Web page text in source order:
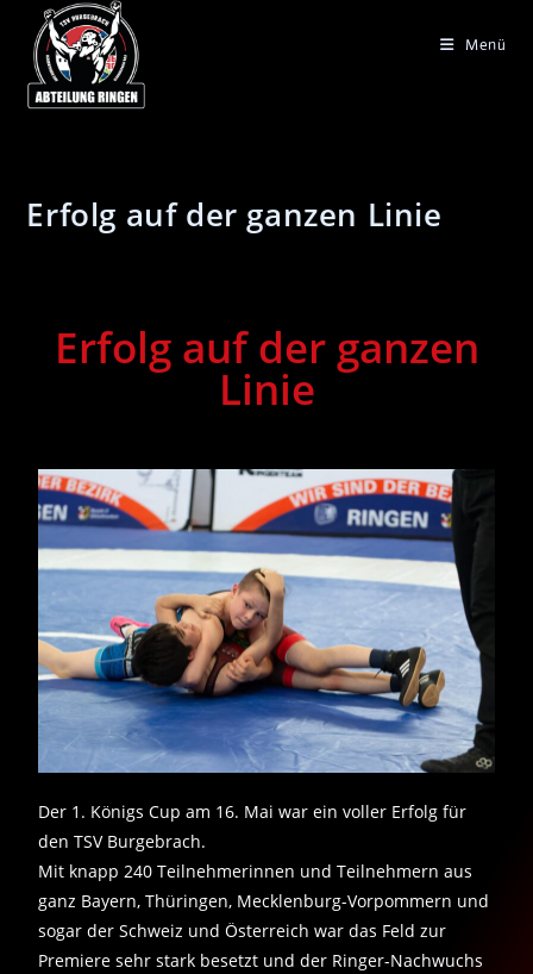
Menü
Erfolg auf der ganzen Linie
Erfolg auf der ganzen
Linie
Der 1. Königs Cup am 16. Mai war ein voller Erfolg für
den TSV Burgebrach.
Mit knapp 240 Teilnehmerinnen und Teilnehmern aus
ganz Bayern, Thüringen, Mecklenburg-Vorpommern und
sogar der Schweiz und Österreich war das Feld zur
Premiere sehr stark besetzt und der Ringer-Nachwuchs